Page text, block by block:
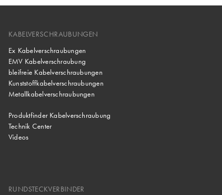
KABELVERSCHRAUBUNGEN
Ex Kabelverschraubungen
EMV Kabelverschraubung
bleifreie Kabelverschraubungen
Kunststoffkabelverschraubungen
Metallkabelverschraubungen
Produktfinder Kabelverschraubung
Technik Center
Videos
RUNDSTECKVERBINDER